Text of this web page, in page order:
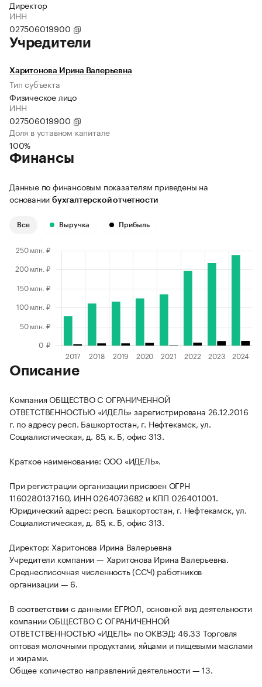
Директор
ИНН
027506019900
Учредители
Харитонова Ирина Валерьевна
Тип субъекта
Физическое лицо
ИНН
027506019900
Доля в уставном капитале
100%
Финансы
Данные по финансовым показателям приведены на
основании бухгалтерской отчетности
Все Выручка Прибыль
Описание
Компания ОБЩЕСТВО С ОГРАНИЧЕННОЙ
ОТВЕТСТВЕННОСТЬЮ «ИДЕЛЬ» зарегистрирована 26.12.2016
г. по адресу респ. Башкортостан, г. Нефтекамск, ул.
Социалистическая, д. 85, к. Б, офис 313.
Краткое наименование: ООО «ИДЕЛЬ».
При регистрации организации присвоен ОГРН
1160280137160, ИНН 0264073682 и КПП 026401001.
Юридический адрес: респ. Башкортостан, г. Нефтекамск, ул.
Социалистическая, д. 85, к. Б, офис 313.
Директор: Харитонова Ирина Валерьевна
Учредители компании — Харитонова Ирина Валерьевна.
Среднесписочная численность (ССЧ) работников
организации — 6.
В соответствии с данными ЕГРЮЛ, основной вид деятельности
компании ОБЩЕСТВО С ОГРАНИЧЕННОЙ
ОТВЕТСТВЕННОСТЬЮ «ИДЕЛЬ» по ОКВЭД: 46.33 Торговля
оптовая молочными продуктами, яйцами и пищевыми маслами
и жирами.
Общее количество направлений деятельности — 13.